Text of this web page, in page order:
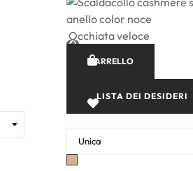
Occhiata veloce
CARRELLO
LISTA DEI DESIDERI
Noce